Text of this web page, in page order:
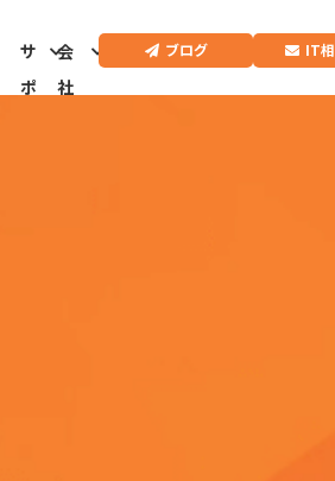
サ
ポ
会
社
ブログ IT